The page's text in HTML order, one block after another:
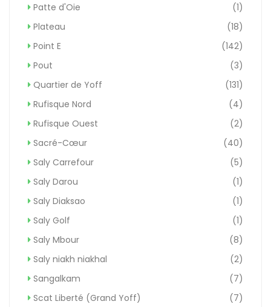
Patte d'Oie
(1)
Plateau
(18)
Point E
(142)
Pout
(3)
Quartier de Yoff
(131)
Rufisque Nord
(4)
Rufisque Ouest
(2)
Sacré-Cœur
(40)
Saly Carrefour
(5)
Saly Darou
(1)
Saly Diaksao
(1)
Saly Golf
(1)
Saly Mbour
(8)
Saly niakh niakhal
(2)
Sangalkam
(7)
Scat Liberté (Grand Yoff)
(7)